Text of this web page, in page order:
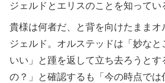
ジェルドとエリスのことを知ってい
貴様は何者だ、と背を向けたままオ
ジェルド。オルステッドは「妙な
いい」と踵を返して立ち去ろうと
の？」と確認するも「今の時点では